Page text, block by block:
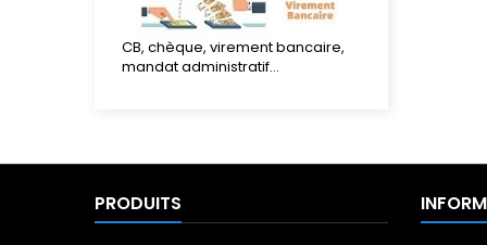
CB, chèque, virement bancaire,
mandat administratif...
PRODUITS